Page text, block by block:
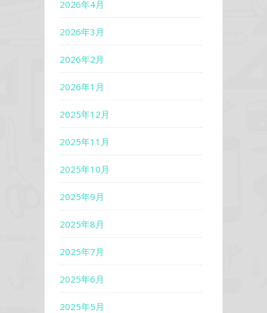
2026年4月
2026年3月
2026年2月
2026年1月
2025年12月
2025年11月
2025年10月
2025年9月
2025年8月
2025年7月
2025年6月
2025年5月